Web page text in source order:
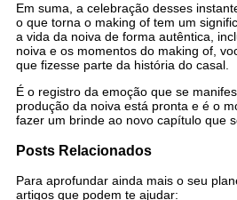
Em suma, a celebração desses
o que torna o making of tem um
a vida da noiva de forma autêntica,
noiva e os momentos do making of,
que fizesse parte da história do casal.
É o registro da emoção que se
produção da noiva está pronta e é o
fazer um brinde ao novo capítulo que
Posts Relacionados
Para aprofundar ainda mais o seu
artigos que podem te ajudar: